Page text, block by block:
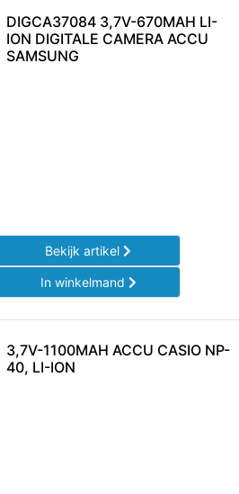
DIGCA37084 3,7V-670MAH LI-
ION DIGITALE CAMERA ACCU
SAMSUNG
Bekijk artikel
In winkelmand
3,7V-1100MAH ACCU CASIO NP-
40, LI-ION